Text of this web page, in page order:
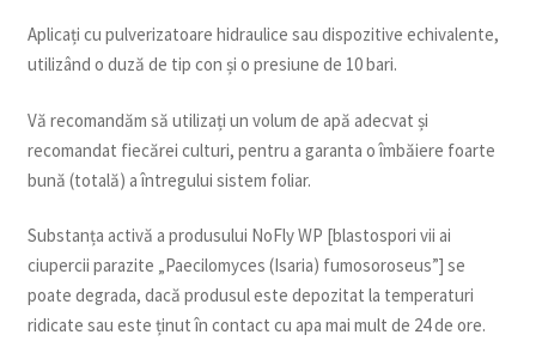
Aplicați cu pulverizatoare hidraulice sau dispozitive echivalente,
utilizând o duză de tip con și o presiune de 10 bari.
Vă recomandăm să utilizați un volum de apă adecvat și
recomandat fiecărei culturi, pentru a garanta o îmbăiere foarte
bună (totală) a întregului sistem foliar.
Substanța activă a produsului NoFly WP [blastospori vii ai
ciupercii parazite „Paecilomyces (Isaria) fumosoroseus”] se
poate degrada, dacă produsul este depozitat la temperaturi
ridicate sau este ținut în contact cu apa mai mult de 24 de ore.